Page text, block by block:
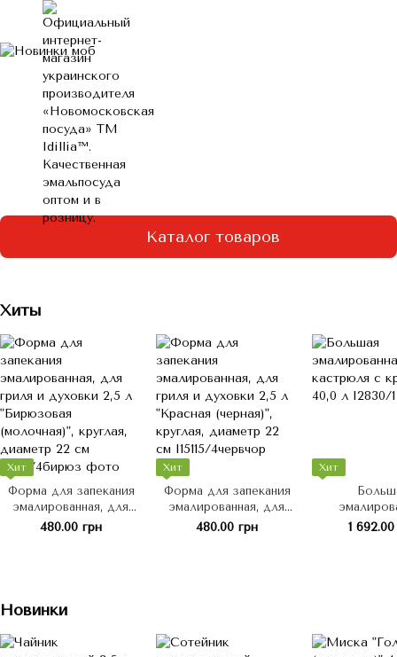
Каталог товаров
Хиты
Хит
Форма для запекания
эмалированная, для
гриля и духовки 2,5 л
480.00 грн
Хит
Форма для запекания
эмалированная, для
гриля и духовки 2,5 л
480.00 грн
Хит
кастрюля с
1
Новинки